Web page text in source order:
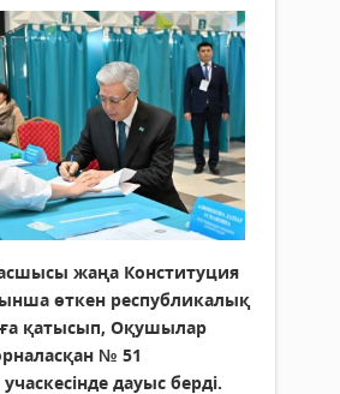
жаңа Конституция
өткен республикалық
қатысып, Оқушылар
№ 51
дауыс берді.